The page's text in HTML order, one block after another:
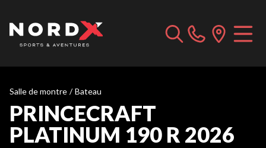
Salle de montre / Bateau
PRINCECRAFT
PLATINUM 190 R 2026